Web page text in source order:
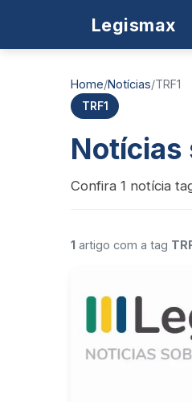
Legismax
Home/Notícias/TRF1
TRF1
Notícias
Confira 1 notícia
1 artigo com a tag